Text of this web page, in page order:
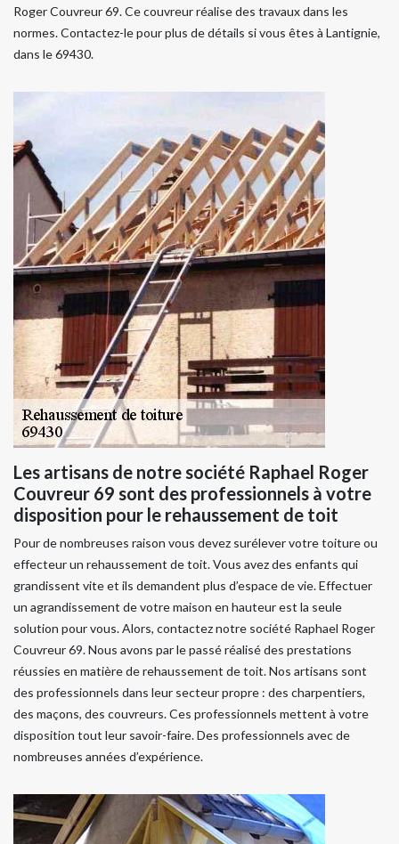
Roger Couvreur 69. Ce couvreur réalise des travaux dans les
normes. Contactez-le pour plus de détails si vous êtes à Lantignie,
dans le 69430.
Les artisans de notre société Raphael Roger
Couvreur 69 sont des professionnels à votre
disposition pour le rehaussement de toit
Pour de nombreuses raison vous devez surélever votre toiture ou
effecteur un rehaussement de toit. Vous avez des enfants qui
grandissent vite et ils demandent plus d’espace de vie. Effectuer
un agrandissement de votre maison en hauteur est la seule
solution pour vous. Alors, contactez notre société Raphael Roger
Couvreur 69. Nous avons par le passé réalisé des prestations
réussies en matière de rehaussement de toit. Nos artisans sont
des professionnels dans leur secteur propre : des charpentiers,
des maçons, des couvreurs. Ces professionnels mettent à votre
disposition tout leur savoir-faire. Des professionnels avec de
nombreuses années d’expérience.